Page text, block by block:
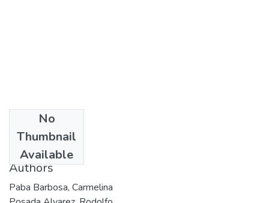
No
Thumbnail
Available
1991
Authors
Paba Barbosa, Carmelina